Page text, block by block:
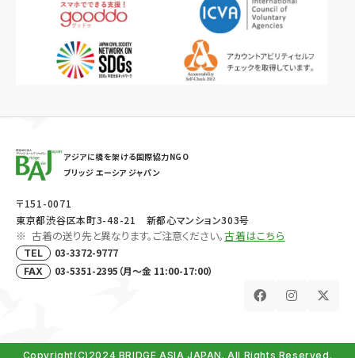
アジアに橋を架ける国際協力NGO
ブリッジ エーシア ジャパン
〒151-0071
東京都渋谷区本町3-48-21 新都心マンション303号
古着の送り先と異なります。ご注意ください。古着はこちら
TEL 03-3372-9777
FAX 03-5351-2395（月～金 11:00-17:00）
Copyright(C)2024 BRIDGE ASIA JAPAN. All Rights Reserved.